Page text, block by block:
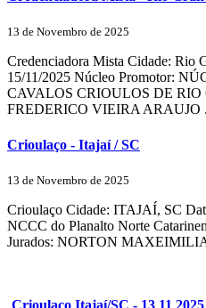
13 de Novembro de 2025
Credenciadora Mista Cidade: Rio
15/11/2025 Núcleo Promotor:
CAVALOS CRIOULOS DE RIO
FREDERICO VIEIRA ARAUJO
Crioulaço - Itajaí / SC
13 de Novembro de 2025
Crioulaço Cidade: ITAJAÍ, SC
NCCC do Planalto Norte
Jurados: NORTON
Crioulaço Itajaí/SC - 13 11 2025